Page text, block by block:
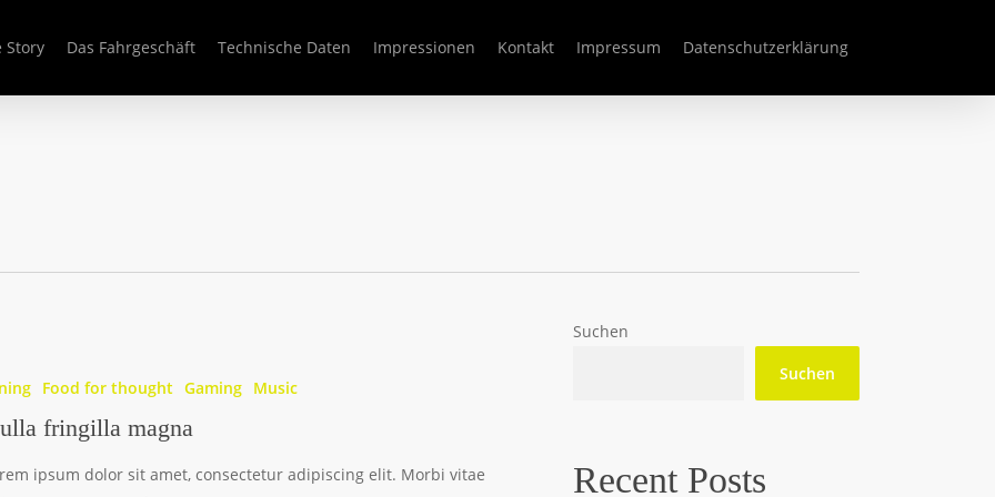
Story Das Fahrgeschäft Technische Daten Impressionen Kontakt Impressum Datenschutzerklärung
Food for thought Gaming Music
fringilla magna
ipsum dolor sit amet, consectetur adipiscing elit. Morbi vitae
Suchen
Suchen
Recent Posts